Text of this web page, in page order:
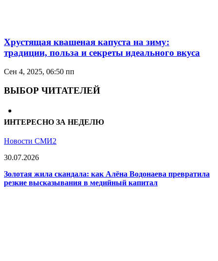
Хрустящая квашеная капуста на зиму:
традиции, польза и секреты идеального вкуса
Сен 4, 2025, 06:50 пп
ВЫБОР ЧИТАТЕЛЕЙ
ИНТЕРЕСНО ЗА НЕДЕЛЮ
Новости СМИ2
30.07.2026
Золотая жила скандала: как Алёна Водонаева превратила
резкие высказывания в медийный капитал